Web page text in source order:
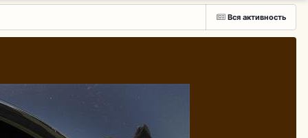
Вся активность